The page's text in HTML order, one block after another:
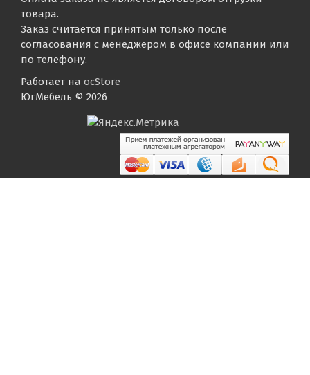
товара.
Заказ считается принятым только после
согласования с менеджером в офисе компании или
по телефону.
Работает на ocStore
ЮгМебель © 2026